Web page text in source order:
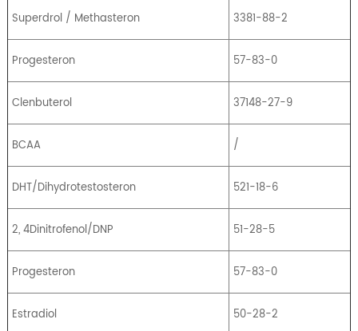
Superdrol / Methasteron 3381-88-2
Progesteron 57-83-0
Clenbuterol 37148-27-9
BCAA /
DHT/Dihydrotestosteron 521-18-6
2, 4Dinitrofenol/DNP 51-28-5
Progesteron 57-83-0
Estradiol 50-28-2